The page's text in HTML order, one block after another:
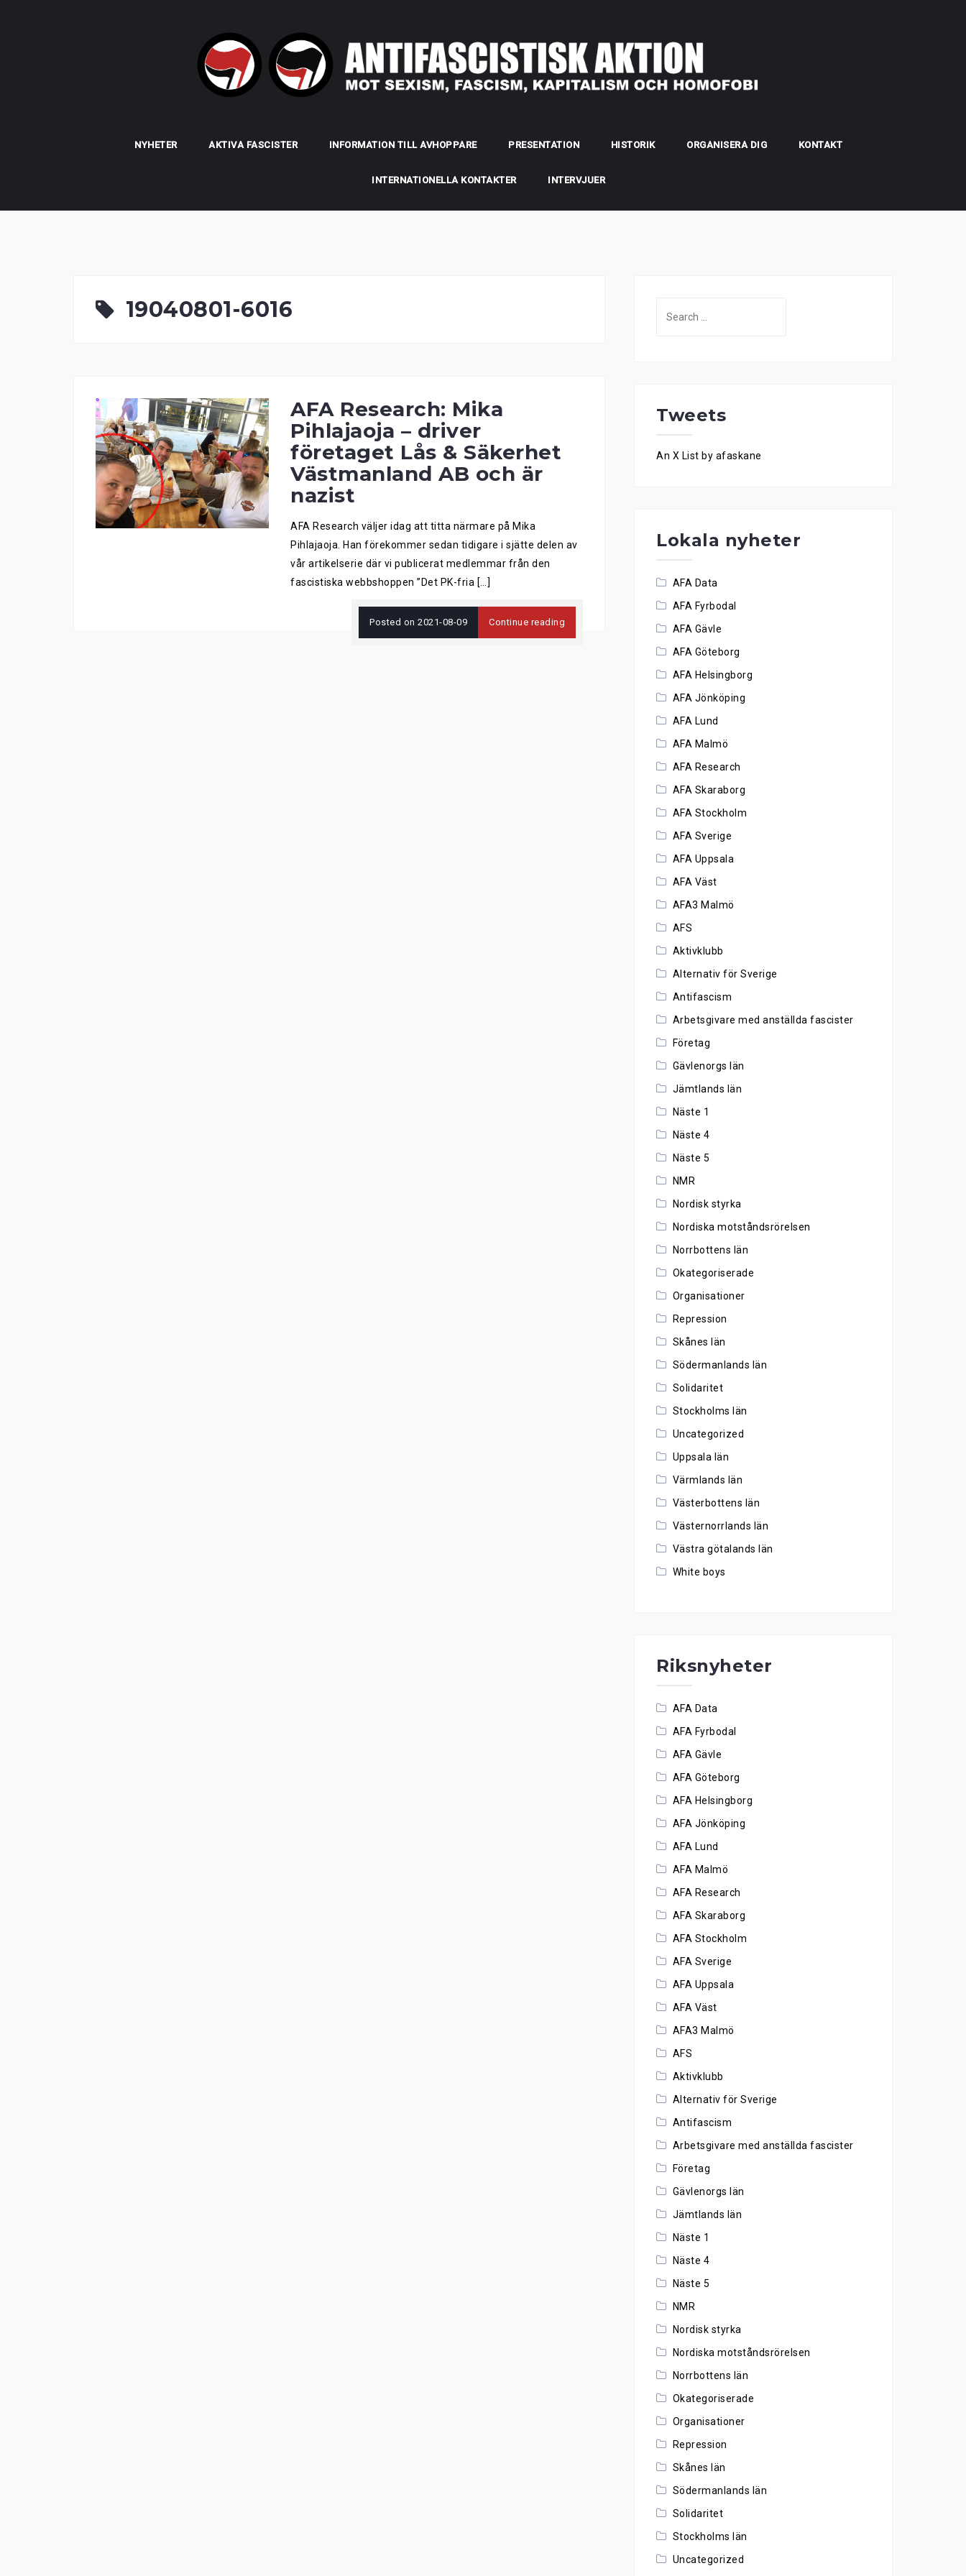
NYHETER AKTIVA FASCISTER INFORMATION TILL AVHOPPARE PRESENTATION HISTORIK ORGANISERA DIG KONTAKT
INTERNATIONELLA KONTAKTER INTERVJUER
19040801-6016
AFA Research: Mika
Pihlajaoja – driver
företaget Lås & Säkerhet
Västmanland AB och är
nazist
AFA Research väljer idag att titta närmare på Mika
Pihlajaoja. Han förekommer sedan tidigare i sjätte delen av
vår artikelserie där vi publicerat medlemmar från den
fascistiska webbshoppen ”Det PK-fria […]
Posted on 2021-08-09 Continue reading
Tweets
An X List by afaskane
Lokala nyheter
AFA Data
AFA Fyrbodal
AFA Gävle
AFA Göteborg
AFA Helsingborg
AFA Jönköping
AFA Lund
AFA Malmö
AFA Research
AFA Skaraborg
AFA Stockholm
AFA Sverige
AFA Uppsala
AFA Väst
AFA3 Malmö
AFS
Aktivklubb
Alternativ för Sverige
Antifascism
Arbetsgivare med anställda fascister
Företag
Gävlenorgs län
Jämtlands län
Näste 1
Näste 4
Näste 5
NMR
Nordisk styrka
Nordiska motståndsrörelsen
Norrbottens län
Okategoriserade
Organisationer
Repression
Skånes län
Södermanlands län
Solidaritet
Stockholms län
Uncategorized
Uppsala län
Värmlands län
Västerbottens län
Västernorrlands län
Västra götalands län
White boys
Riksnyheter
AFA Data
AFA Fyrbodal
AFA Gävle
AFA Göteborg
AFA Helsingborg
AFA Jönköping
AFA Lund
AFA Malmö
AFA Research
AFA Skaraborg
AFA Stockholm
AFA Sverige
AFA Uppsala
AFA Väst
AFA3 Malmö
AFS
Aktivklubb
Alternativ för Sverige
Antifascism
Arbetsgivare med anställda fascister
Företag
Gävlenorgs län
Jämtlands län
Näste 1
Näste 4
Näste 5
NMR
Nordisk styrka
Nordiska motståndsrörelsen
Norrbottens län
Okategoriserade
Organisationer
Repression
Skånes län
Södermanlands län
Solidaritet
Stockholms län
Uncategorized